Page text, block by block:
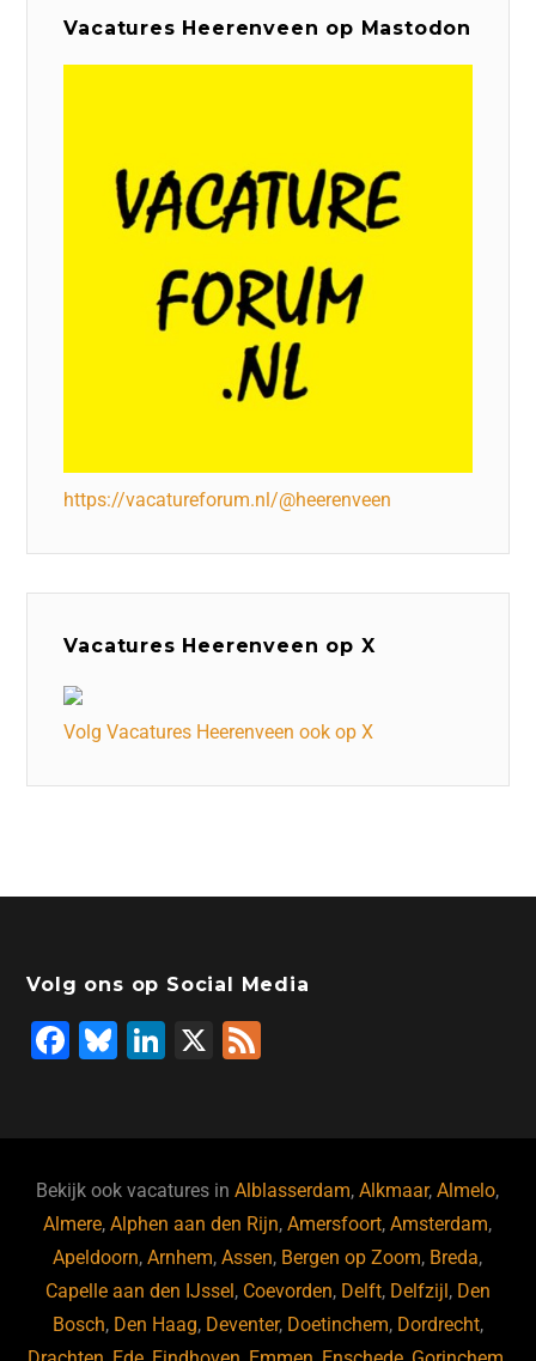
Vacatures Heerenveen op Mastodon
https://vacatureforum.nl/@heerenveen
Vacatures Heerenveen op X
Volg Vacatures Heerenveen ook op X
Volg ons op Social Media
F
b
o
o
k
Bl
ky
Li
dI
n
X
Bekijk ook vacatures inAlblasserdam,Alkmaar,Almelo,
Almere,Alphen aan den Rijn,Amersfoort,Amsterdam,
Apeldoorn,Arnhem,Assen, Bergen op Zoom, Breda,
Capelle aan den IJssel, Coevorden, Delft, Delfzijl, Den
Bosch, Den Haag, Deventer, Doetinchem, Dordrecht,